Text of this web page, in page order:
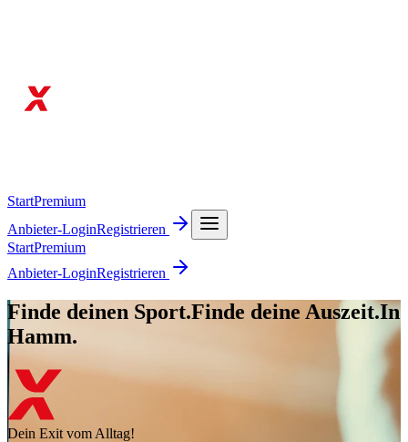
StartPremium
Anbieter-LoginRegistrieren
StartPremium
Anbieter-LoginRegistrieren
Finde deinen Sport.Finde deine Auszeit.In
Hamm.
Dein Exit vom Alltag!